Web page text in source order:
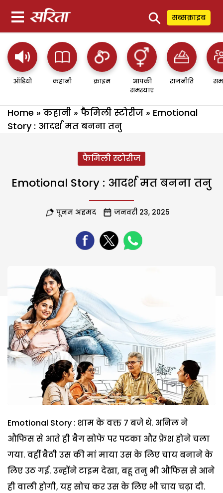
⚲ सब्सक्राइब
ऑडियो कहानी क्राइम
आपकी
समस्याएं
राजनीति
Home » कहानी » फैमिली स्टोरीज » Emotional
Story : आदर्श मत बनना तनु
फैमिली स्टोरीज
Emotional Story : आदर्श मत बनना तनु
पूनम अहमद जनवरी 23, 2025
Emotional Story : शाम के वक्त 7 बजे थे. अनिल ने
औफिस से आते ही बैग सोफे पर पटका और फ्रेश होने चला
गया. वहीं बैठी उस की मां माया उस के लिए चाय बनाने के
लिए उठ गई. उन्होंने टाइम देखा, बहू तनु भी औफिस से आने
ही वाली होगी, यह सोच कर उस के लिए भी चाय चढ़ा दी.